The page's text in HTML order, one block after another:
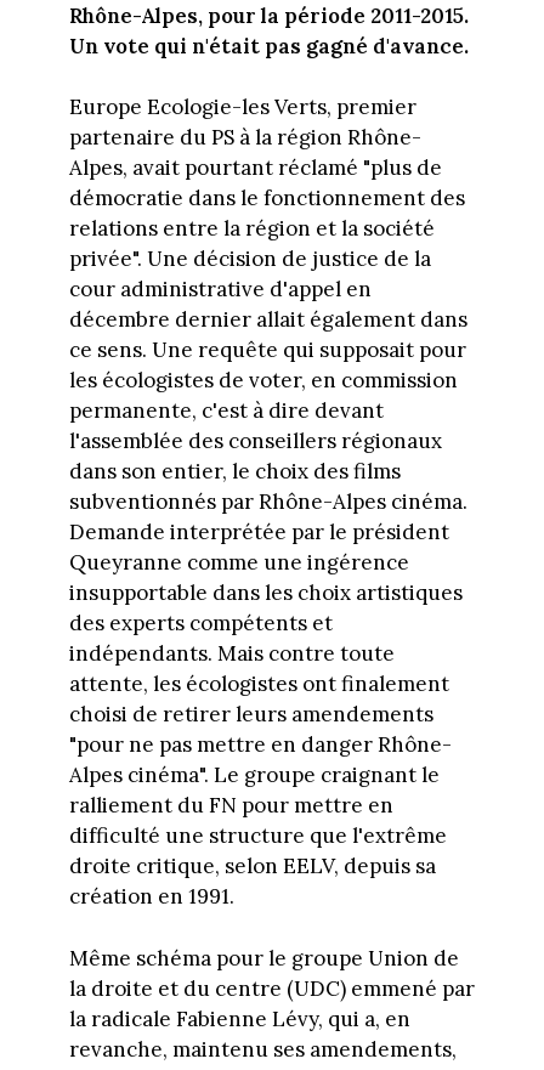
Rhône-Alpes, pour la période 2011-2015.
Un vote qui n'était pas gagné d'avance.
Europe Ecologie-les Verts, premier
partenaire du PS à la région Rhône-
Alpes, avait pourtant réclamé "plus de
démocratie dans le fonctionnement des
relations entre la région et la société
privée". Une décision de justice de la
cour administrative d'appel en
décembre dernier allait également dans
ce sens. Une requête qui supposait pour
les écologistes de voter, en commission
permanente, c'est à dire devant
l'assemblée des conseillers régionaux
dans son entier, le choix des films
subventionnés par Rhône-Alpes cinéma.
Demande interprétée par le président
Queyranne comme une ingérence
insupportable dans les choix artistiques
des experts compétents et
indépendants. Mais contre toute
attente, les écologistes ont finalement
choisi de retirer leurs amendements
"pour ne pas mettre en danger Rhône-
Alpes cinéma". Le groupe craignant le
ralliement du FN pour mettre en
difficulté une structure que l'extrême
droite critique, selon EELV, depuis sa
création en 1991.
Même schéma pour le groupe Union de
la droite et du centre (UDC) emmené par
la radicale Fabienne Lévy, qui a, en
revanche, maintenu ses amendements,